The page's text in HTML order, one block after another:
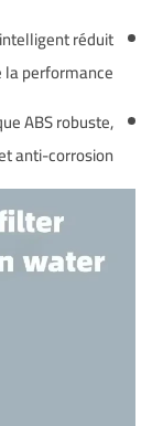
réduit
performance.
ABS robuste,
anti-corrosion.